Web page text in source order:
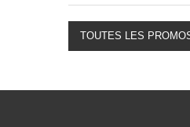
TOUTES LES